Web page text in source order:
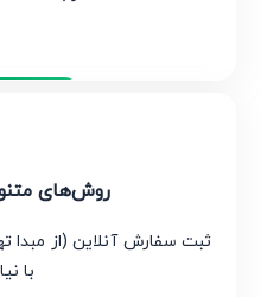
روش‌های
ثبت سفارش آنلاین (از مبدا
با